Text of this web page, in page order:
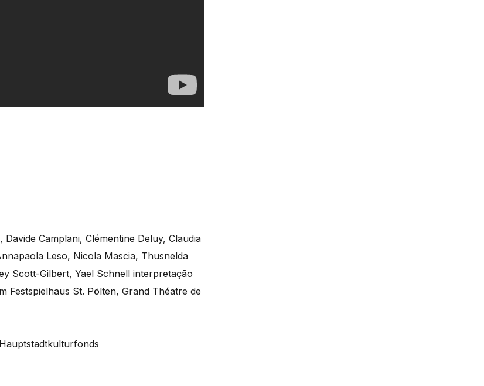
Camplani, Clémentine Deluy, Claudia
Leso, Nicola Mascia, Thusnelda
Scott-Gilbert, Yael Schnell interpretação
Festspielhaus St. Pölten, Grand Théatre de